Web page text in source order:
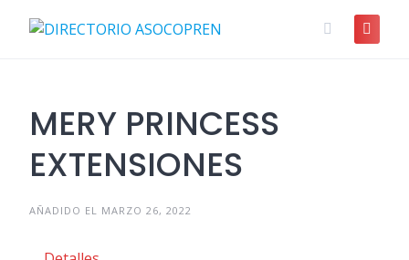
MERY PRINCESS
EXTENSIONES
AÑADIDO EL MARZO 26, 2022